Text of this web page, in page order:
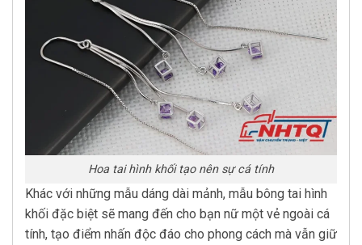
Hoa tai hình khối tạo nên sự cá tính
Khác với những mẫu dáng dài mảnh, mẫu bông tai hình
khối đặc biệt sẽ mang đến cho bạn nữ một vẻ ngoài cá
tính, tạo điểm nhấn độc đáo cho phong cách mà vẫn giữ